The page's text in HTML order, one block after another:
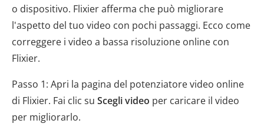
o dispositivo. Flixier afferma che può migliorare
l'aspetto del tuo video con pochi passaggi. Ecco come
correggere i video a bassa risoluzione online con
Flixier.
Passo 1: Apri la pagina del potenziatore video online
di Flixier. Fai clic su Scegli video per caricare il video
per migliorarlo.